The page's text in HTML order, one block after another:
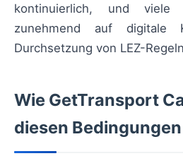
kontinuierlich, und viele
zunehmend auf digitale
Durchsetzung von LEZ-
Wie GetTransport
diesen